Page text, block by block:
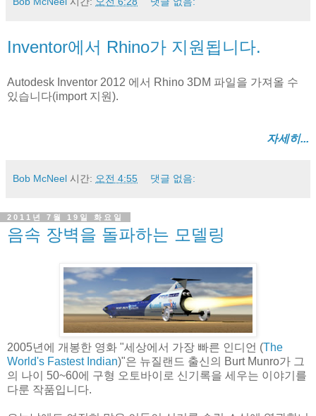
Inventor에서 Rhino가 지원됩니다.
Autodesk Inventor 2012 에서 Rhino 3DM 파일을 가져올 수
있습니다(import 지원).
자세히...
Bob McNeel 시간: 오전 4:55 댓글 없음:
2011년 7월 19일 화요일
음속 장벽을 돌파하는 모델링
2005년에 개봉한 영화 "세상에서 가장 빠른 인디언 (The
World's Fastest Indian)"은 뉴질랜드 출신의 Burt Munro가 그
의 나이 50~60에 구형 오토바이로 신기록을 세우는 이야기를
다룬 작품입니다.